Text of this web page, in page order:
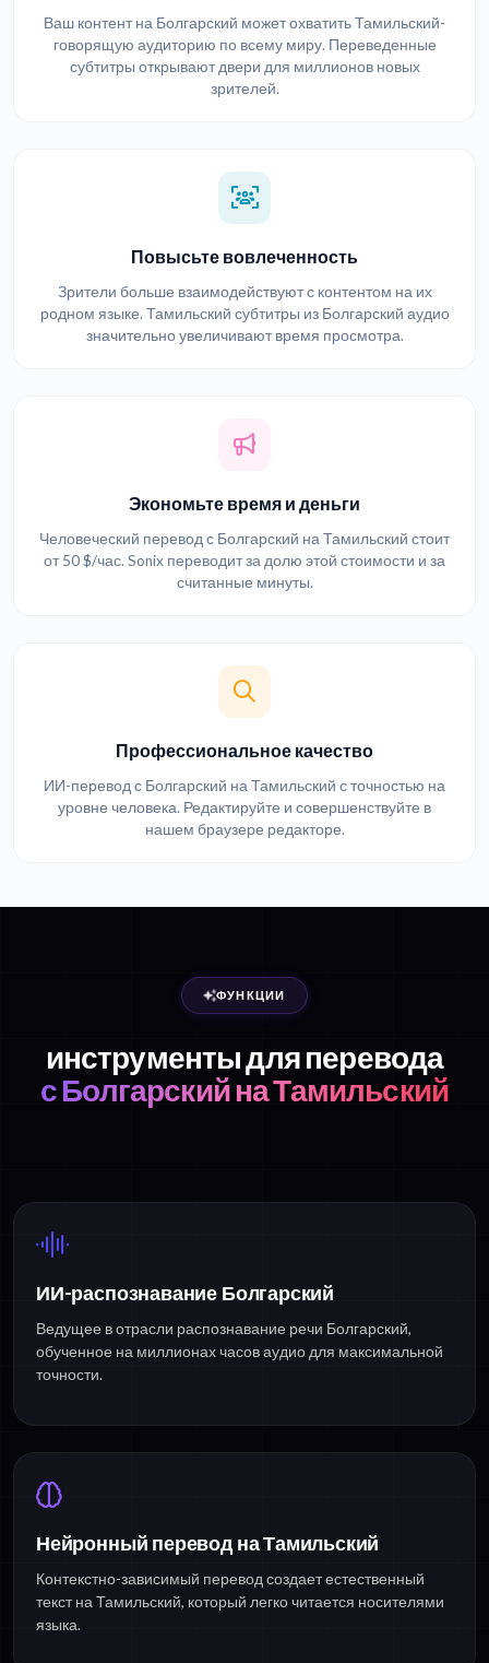
Ваш контент на Болгарский может охватить Тамильский-
говорящую аудиторию по всему миру. Переведенные
субтитры открывают двери для миллионов новых
зрителей.
Повысьте вовлеченность
Зрители больше взаимодействуют с контентом на их
родном языке. Тамильский субтитры из Болгарский аудио
значительно увеличивают время просмотра.
Экономьте время и деньги
Человеческий перевод с Болгарский на Тамильский стоит
от 50 $/час. Sonix переводит за долю этой стоимости и за
считанные минуты.
Профессиональное качество
ИИ-перевод с Болгарский на Тамильский с точностью на
уровне человека. Редактируйте и совершенствуйте в
нашем браузере редакторе.
ФУНКЦИИ
инструменты для перевода
с Болгарский на Тамильский
ИИ-распознавание Болгарский
Ведущее в отрасли распознавание речи Болгарский,
обученное на миллионах часов аудио для максимальной
точности.
Нейронный перевод на Тамильский
Контекстно-зависимый перевод создает естественный
текст на Тамильский, который легко читается носителями
языка.